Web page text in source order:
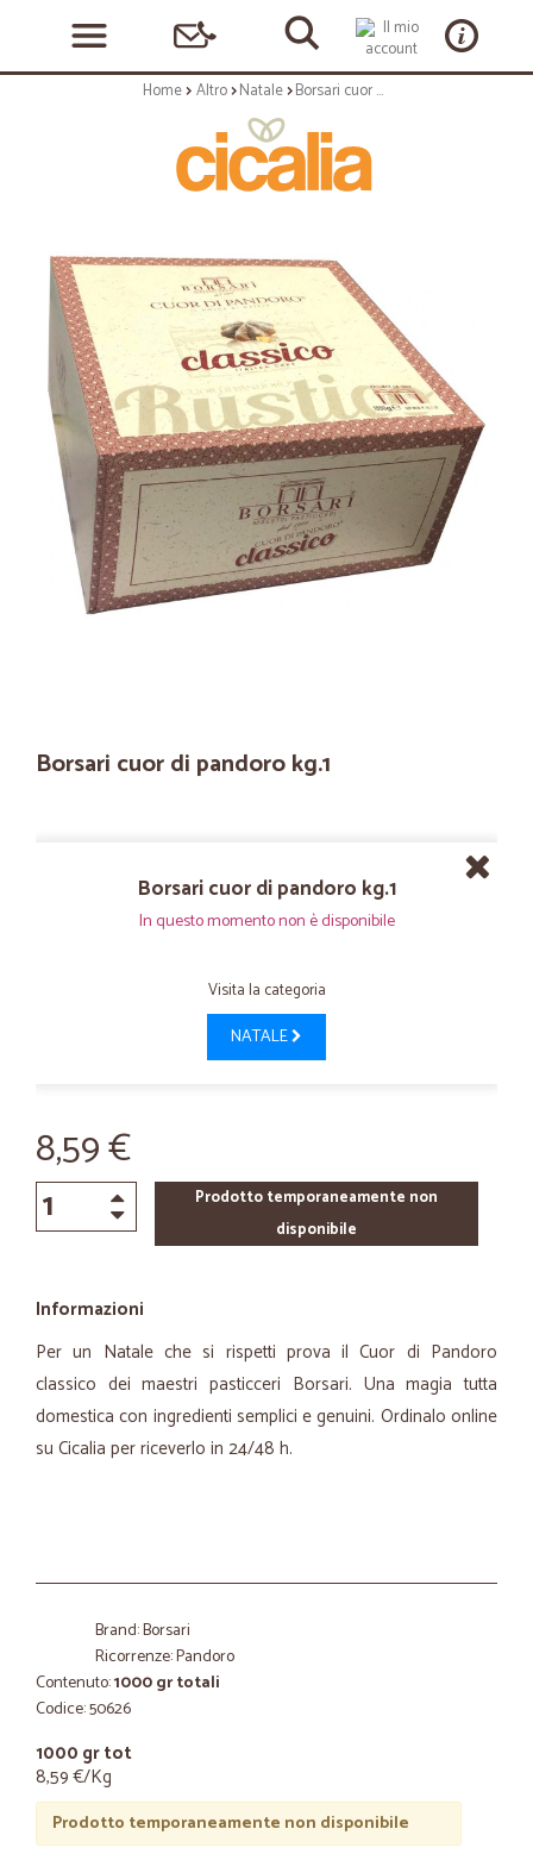
Home Altro Natale Borsari cuor di pandoro kg.1
Borsari cuor di pandoro kg.1
Borsari cuor di pandoro kg.1
In questo momento non è disponibile
Visita la categoria
NATALE
8,59 €
Prodotto temporaneamente non
disponibile
Informazioni
Per un Natale che si rispetti prova il Cuor di Pandoro
classico dei maestri pasticceri Borsari. Una magia tutta
domestica con ingredienti semplici e genuini. Ordinalo online
su Cicalia per riceverlo in 24/48 h.
Brand: Borsari
Ricorrenze: Pandoro
Contenuto:1000 gr totali
Codice: 50626
1000 gr tot
8,59 €/Kg
Prodotto temporaneamente non disponibile